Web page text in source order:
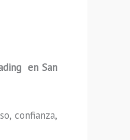
en San
confianza,